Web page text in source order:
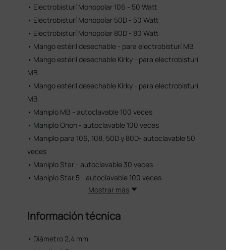
• Electrobisturí Monopolar 106 - 50 Watt
• Electrobisturí Monopolar 50D - 50 Watt
• Electrobisturí Monopolar 80D - 80 Watt
• Mango estéril desechable - para electrobisturí MB
• Mango estéril desechable Kirky - para electrobisturí
MB
• Mango estéril desechable Kirky - para electrobisturí
MB
• Maniplo MB - autoclavable 100 veces
• Maniplo Orion - autoclavable 100 veces
• Maniplo para 106, 108, 50D y 80D- autoclavable 50
veces
• Maniplo Star - autoclavable 30 veces
• Maniplo Star 5 - autoclavable 100 veces
Mostrar más
Información técnica
• Diámetro 2,4 mm